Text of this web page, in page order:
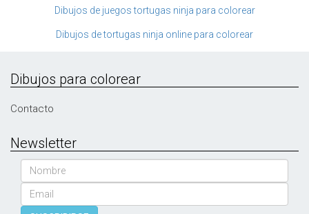
Dibujos de juegos tortugas ninja para colorear
Dibujos de tortugas ninja online para colorear
Dibujos para colorear
Contacto
Newsletter
Nombre
Email